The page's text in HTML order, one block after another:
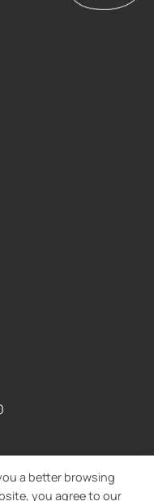
a better browsing
you agree to our